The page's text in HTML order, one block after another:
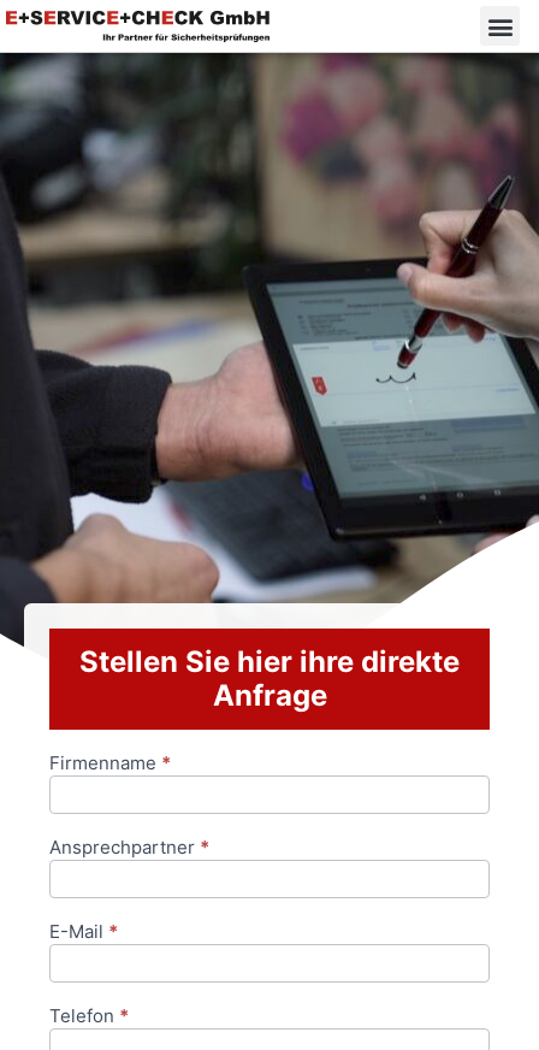
Stellen Sie hier ihre direkte
Anfrage
Anfrageformular
Firmenname *
Ansprechpartner *
E-Mail *
Telefon *